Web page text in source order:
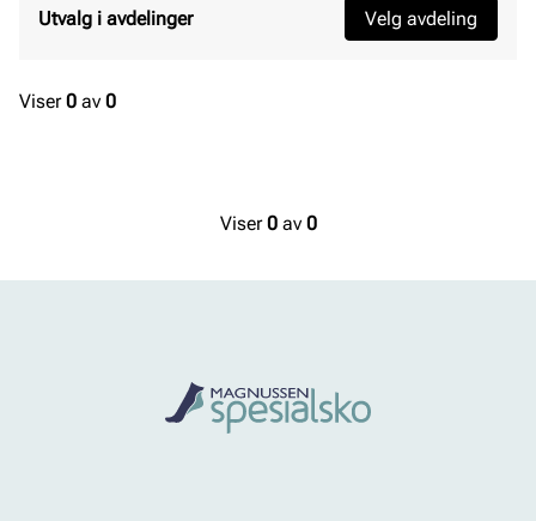
Utvalg i avdelinger Velg avdeling
Viser0 av 0
Viser0av 0